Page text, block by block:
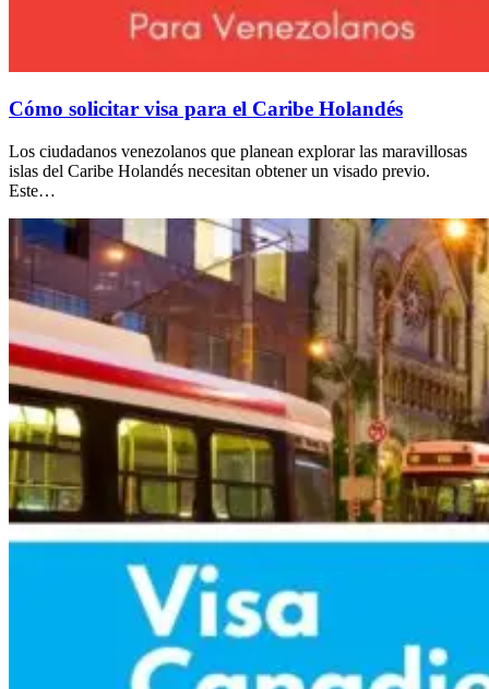
Cómo solicitar visa para el Caribe Holandés
Los ciudadanos venezolanos que planean explorar las maravillosas
islas del Caribe Holandés necesitan obtener un visado previo.
Este…